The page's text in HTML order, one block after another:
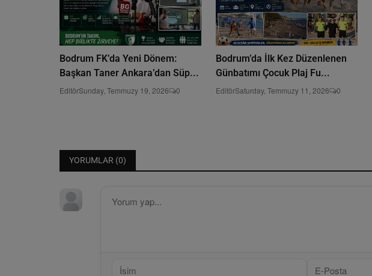
Bodrum FK’da Yeni Dönem:
Başkan Taner Ankara’dan Süp...
EditörSunday, Temmuzy 19, 2026 0
Bodrum’da İlk Kez Düzenlenen
Günbatımı Çocuk Plaj Fu...
EditörSaturday, Temmuzy 11, 2026 0
YORUMLAR (0)